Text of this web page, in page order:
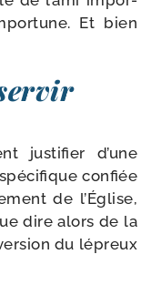
Et bien
jus­ti­fier d’une
confiée
de l’Église,
dire alors de la
du lépreux